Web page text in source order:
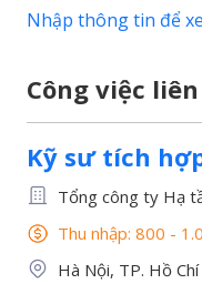
Nhập thông tin để
Công việc
Kỹ sư tích
Tổng công ty Hạ
Thu nhập: 800 -
Hà Nội, TP. Hồ Chí